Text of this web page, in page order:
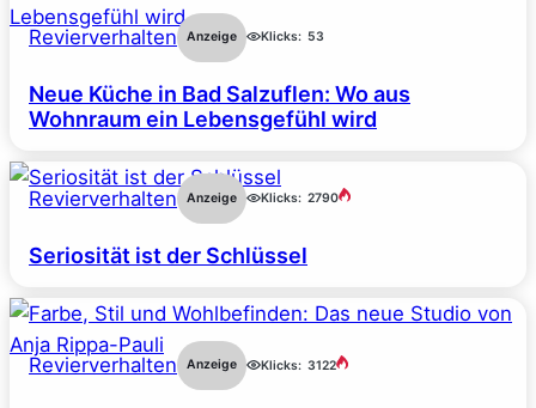
Revierverhalten Anzeige Klicks: 53
Neue Küche in Bad Salzuflen: Wo aus
Wohnraum ein Lebensgefühl wird
Revierverhalten Anzeige Klicks: 2790
Seriosität ist der Schlüssel
Revierverhalten Anzeige Klicks: 3122